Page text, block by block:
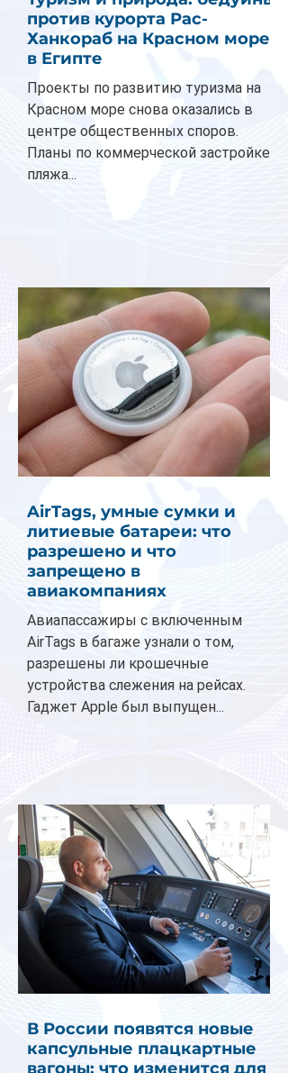
против курорта Рас-
Ханкораб на Красном море
в Египте
Проекты по развитию туризма на
Красном море снова оказались в
центре общественных споров.
Планы по коммерческой застройке
пляжа...
AirTags, умные сумки и
литиевые батареи: что
разрешено и что
запрещено в
авиакомпаниях
Авиапассажиры с включенным
AirTags в багаже узнали о том,
разрешены ли крошечные
устройства слежения на рейсах.
Гаджет Apple был выпущен...
В России появятся новые
капсульные плацкартные
вагоны: что изменится для